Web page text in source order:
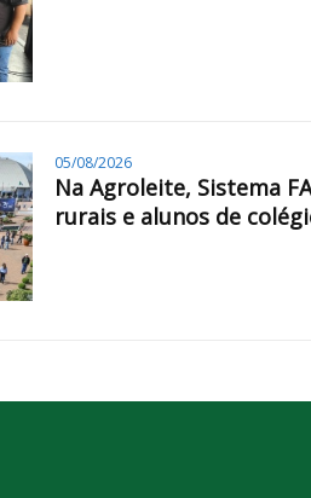
05/08/2026
Na Agroleite, Sistema
rurais e alunos de